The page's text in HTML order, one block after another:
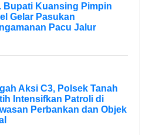
Bupati Kuansing Pimpin
Gelar Pasukan
Pacu Jalur
Aksi C3, Polsek Tanah
Intensifkan Patroli di
Perbankan dan Objek